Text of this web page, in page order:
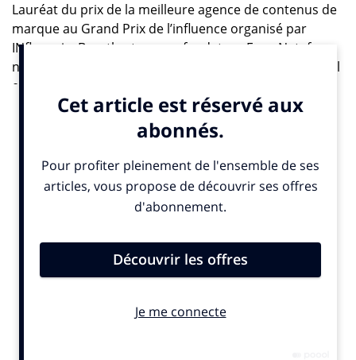
Lauréat du prix de la meilleure agence de contenus de
marque au Grand Prix de l’influence organisé par
INfluencia, Beastly et son co-fondateur Evan Nataf,
nous explique comment l’agence est passée du conseil
en stratégie d’influence au Cultural Marketing.
Son savoir faire est d’intégrer les marques dans les
discours et les conversations des gens et des
communautés aussi bien dans les cafés, les écoles que
les entreprises ou encore les foyers.
Comprendre les codes et les formats qui plaisent et
Avec environ 50 personnes et une quarantaine de
clients comme Zalando, Google, Hellobank, L’Oréal ou
000 et 2 millions d’€ sur l’ensemble du funnel en